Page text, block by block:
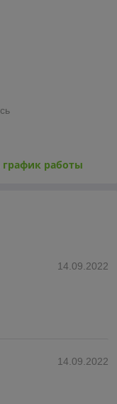
график работы
14.09.2022
14.09.2022